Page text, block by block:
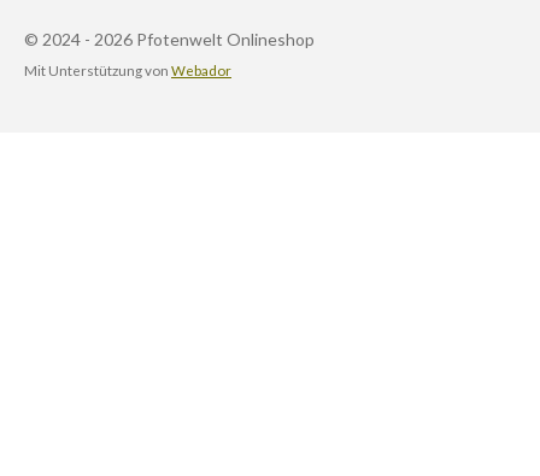
© 2024 - 2026 Pfotenwelt Onlineshop
Mit Unterstützung von Webador